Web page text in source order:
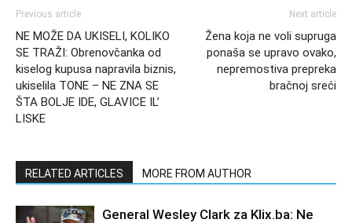
Previous article
NE MOŽE DA UKISELI, KOLIKO
SE TRAŽI: Obrenovčanka od
kiselog kupusa napravila biznis,
ukiselila TONE – NE ZNA SE
ŠTA BOLJE IDE, GLAVICE IL’
LISKE
Next article
Žena koja ne voli supruga
ponaša se upravo ovako,
nepremostiva prepreka
bračnoj sreći
RELATED ARTICLES MORE FROM AUTHOR
General Wesley Clark za Klix.ba: Ne